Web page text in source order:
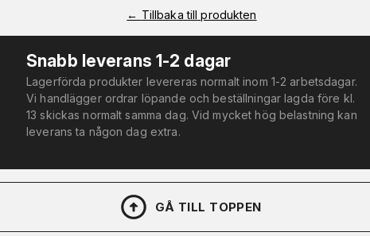
← Tillbaka till produkten
Snabb leverans 1-2 dagar
Lagerförda produkter levereras normalt inom 1-2 arbetsdagar.
Vi handlägger ordrar löpande och beställningar lagda före kl.
13 skickas normalt samma dag. Vid mycket hög belastning kan
leverans ta någon dag extra.
GÅ TILL TOPPEN